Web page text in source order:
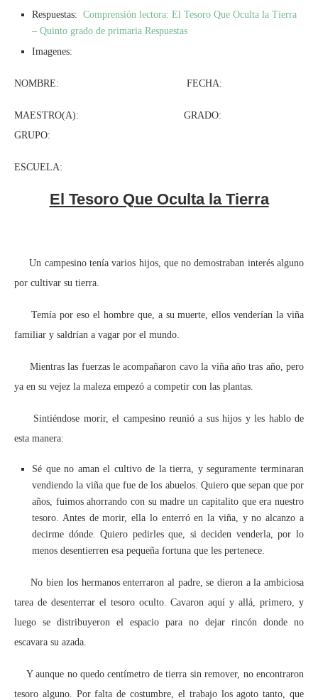
Respuestas: Comprensión lectora: El Tesoro Que Oculta la Tierra
– Quinto grado de primaria Respuestas
Imagenes:
NOMBRE: FECHA:
MAESTRO(A): GRADO:
GRUPO:
ESCUELA:
El Tesoro Que Oculta la Tierra
Un campesino tenía varios hijos, que no demostraban interés alguno
por cultivar su tierra.
Temía por eso el hombre que, a su muerte, ellos venderían la viña
familiar y saldrían a vagar por el mundo.
Mientras las fuerzas le acompañaron cavo la viña año tras año, pero
ya en su vejez la maleza empezó a competir con las plantas.
Sintiéndose morir, el campesino reunió a sus hijos y les hablo de
esta manera:
Sé que no aman el cultivo de la tierra, y seguramente terminaran
vendiendo la viña que fue de los abuelos. Quiero que sepan que por
años, fuimos ahorrando con su madre un capitalito que era nuestro
tesoro. Antes de morir, ella lo enterró en la viña, y no alcanzo a
decirme dónde. Quiero pedirles que, si deciden venderla, por lo
menos desentierren esa pequeña fortuna que les pertenece.
No bien los hermanos enterraron al padre, se dieron a la ambiciosa
tarea de desenterrar el tesoro oculto. Cavaron aquí y allá, primero, y
luego se distribuyeron el espacio para no dejar rincón donde no
escavara su azada.
Y aunque no quedo centímetro de tierra sin remover, no encontraron
tesoro alguno. Por falta de costumbre, el trabajo los agoto tanto, que